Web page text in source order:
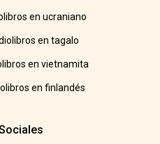
en ucraniano
en tagalo
en vietnamita
en finlandés